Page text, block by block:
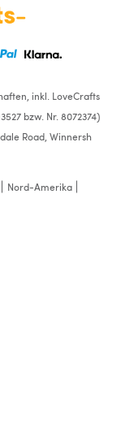
inkl. LoveCrafts
bzw. Nr. 8072374)
Road, Winnersh
Nord-Amerika